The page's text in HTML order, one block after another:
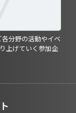
分野の活動やイベ
上げていく参加企